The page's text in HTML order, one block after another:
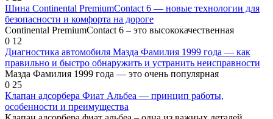
Шина Continental PremiumContact 6 — новые технологии для
безопасности и комфорта на дороге
Continental PremiumContact 6 – это высококачественная
0 12
Диагностика автомобиля Мазда Фамилия 1999 года — как
правильно и быстро обнаружить и устранить неисправности
Мазда Фамилия 1999 года — это очень популярная
0 25
Клапан адсорбера Фиат Альбеа — принцип работы,
особенности и преимущества